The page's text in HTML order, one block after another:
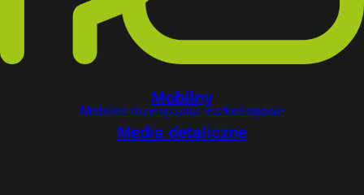
Mobilny
Mobilne rozwiązania marketingowe
Media detaliczne